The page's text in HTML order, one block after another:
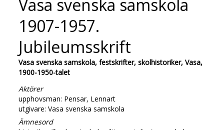
Vasa svenska samskola
1907-1957.
Jubileumsskrift
Vasa svenska samskola, festskrifter, skolhistoriker, Vasa,
1900-1950-talet
Aktörer
upphovsman: Pensar, Lennart
utgivare: Vasa svenska samskola
Ämnesord